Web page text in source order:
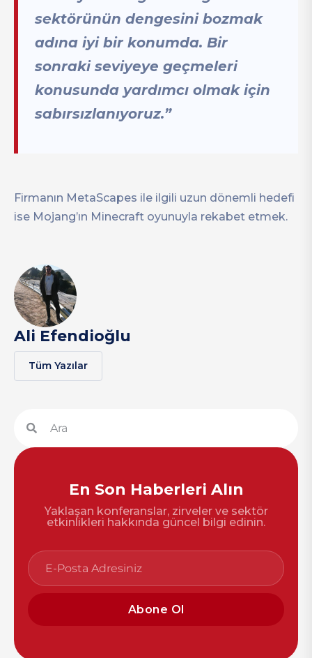
sektörünün dengesini bozmak
adına iyi bir konumda. Bir
sonraki seviyeye geçmeleri
konusunda yardımcı olmak için
sabırsızlanıyoruz.”
Firmanın MetaScapes ile ilgili uzun dönemli hedefi
ise Mojang’ın Minecraft oyunuyla rekabet etmek.
Ali Efendioğlu
Tüm Yazılar
En Son Haberleri Alın
Yaklaşan konferanslar, zirveler ve sektör
etkinlikleri hakkında güncel bilgi edinin.
Abone Ol